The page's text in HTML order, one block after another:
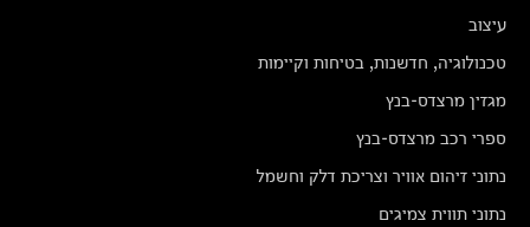
עיצוב
טכנולוגיה, חדשנות, בטיחות וקיימות
מגזין מרצדס-בנץ
ספרי רכב מרצדס-בנץ
נתוני זיהום אוויר וצריכת דלק וחשמל
נתוני תווית צמיגים